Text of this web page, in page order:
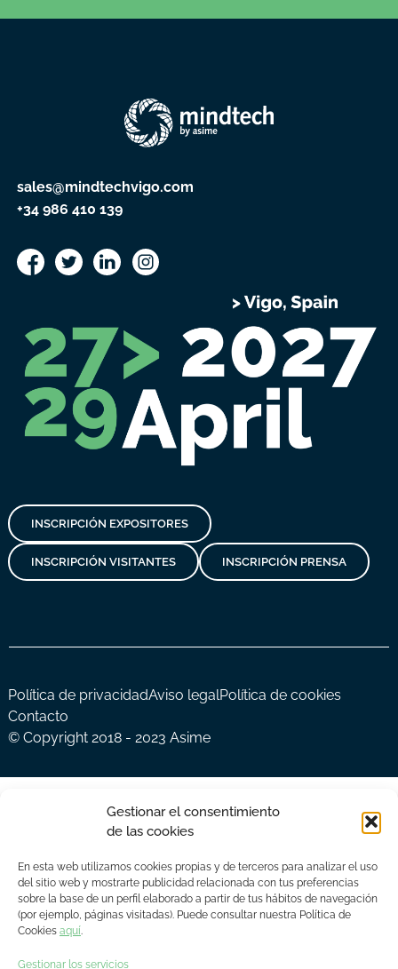
Gestionar el consentimiento
de las cookies
En esta web utilizamos cookies propias y de terceros para analizar el uso
del sitio web y mostrarte publicidad relacionada con tus preferencias
sobre la base de un perfil elaborado a partir de tus hábitos de navegación
(por ejemplo, páginas visitadas). Puede consultar nuestra Política de
Cookies aquí.
Gestionar los servicios
sales@mindtechvigo.com
+34 986 410 139
INSCRIPCIÓN EXPOSITORES
INSCRIPCIÓN VISITANTES INSCRIPCIÓN PRENSA
Política de privacidadAviso legalPolítica de cookies
Contacto
© Copyright 2018 - 2023 Asime